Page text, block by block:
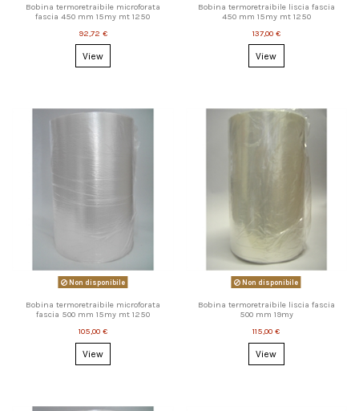
Bobina termoretraibile microforata
fascia 450 mm 15my mt 1250
92,72 €
View
Bobina termoretraibile liscia fascia
450 mm 15my mt 1250
137,00 €
View
Non disponibile
Bobina termoretraibile microforata
fascia 500 mm 15my mt 1250
105,00 €
View
Non disponibile
Bobina termoretraibile liscia fascia
500 mm 19my
115,00 €
View